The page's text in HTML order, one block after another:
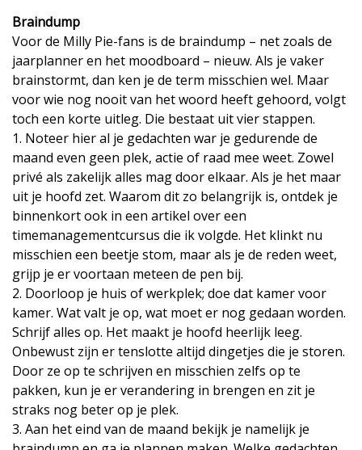
Braindump
Voor de Milly Pie-fans is de braindump – net zoals de
jaarplanner en het moodboard – nieuw. Als je vaker
brainstormt, dan ken je de term misschien wel. Maar
voor wie nog nooit van het woord heeft gehoord, volgt
toch een korte uitleg. Die bestaat uit vier stappen.
1. Noteer hier al je gedachten war je gedurende de
maand even geen plek, actie of raad mee weet. Zowel
privé als zakelijk alles mag door elkaar. Als je het maar
uit je hoofd zet. Waarom dit zo belangrijk is, ontdek je
binnenkort ook in een artikel over een
timemanagementcursus die ik volgde. Het klinkt nu
misschien een beetje stom, maar als je de reden weet,
grijp je er voortaan meteen de pen bij.
2. Doorloop je huis of werkplek; doe dat kamer voor
kamer. Wat valt je op, wat moet er nog gedaan worden.
Schrijf alles op. Het maakt je hoofd heerlijk leeg.
Onbewust zijn er tenslotte altijd dingetjes die je storen.
Door ze op te schrijven en misschien zelfs op te
pakken, kun je er verandering in brengen en zit je
straks nog beter op je plek.
3. Aan het eind van de maand bekijk je namelijk je